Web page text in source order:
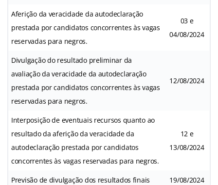
Aferição da veracidade da autodeclaração
prestada por candidatos concorrentes às vagas
reservadas para negros.
03 e
04/08/2024
Divulgação do resultado preliminar da
avaliação da veracidade da autodeclaração
prestada por candidatos concorrentes às vagas
reservadas para negros.
12/08/2024
Interposição de eventuais recursos quanto ao
resultado da aferição da veracidade da
autodeclaração prestada por candidatos
concorrentes às vagas reservadas para negros.
12 e
13/08/2024
Previsão de divulgação dos resultados finais 19/08/2024